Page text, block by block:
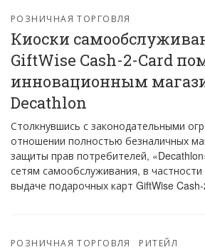
РОЗНИЧНАЯ ТОРГОВЛЯ
Киоски
GiftWise Cash-2-Card
инновационным
Decathlon
Столкнувшись с законодательными
отношении полностью безналичных
защиты прав потребителей,
сетям самообслуживания, в частности
выдаче подарочных карт GiftWise
РОЗНИЧНАЯ ТОРГОВЛЯ РИТЕЙЛ